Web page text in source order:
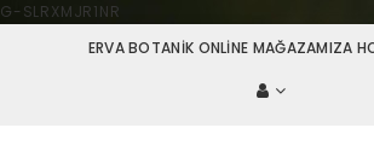
G-SLRXMJR1NR
ERVA BOTANIK ONLINE MAĞAZAMIZA